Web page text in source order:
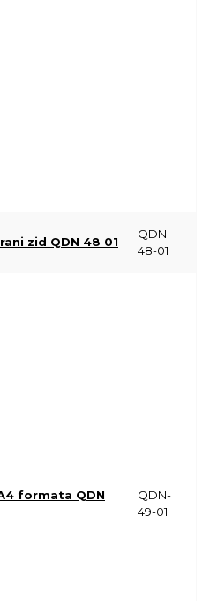
zid QDN 48 01
QDN-
48-01
formata QDN
QDN-
49-01